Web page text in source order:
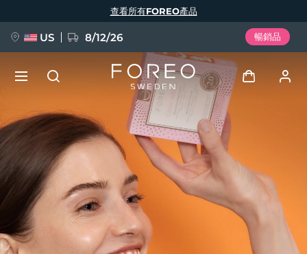
查看所有FOREO產品
US 8/12/26 暢銷品
用戶信息
我的設備
我的訂單
新品
FAQ™ Pure Beauty-Tech Elixir
BREAKING NEWS
語言
English Deutsch
Español
Français
Italiano
Português
Polski
Svenska